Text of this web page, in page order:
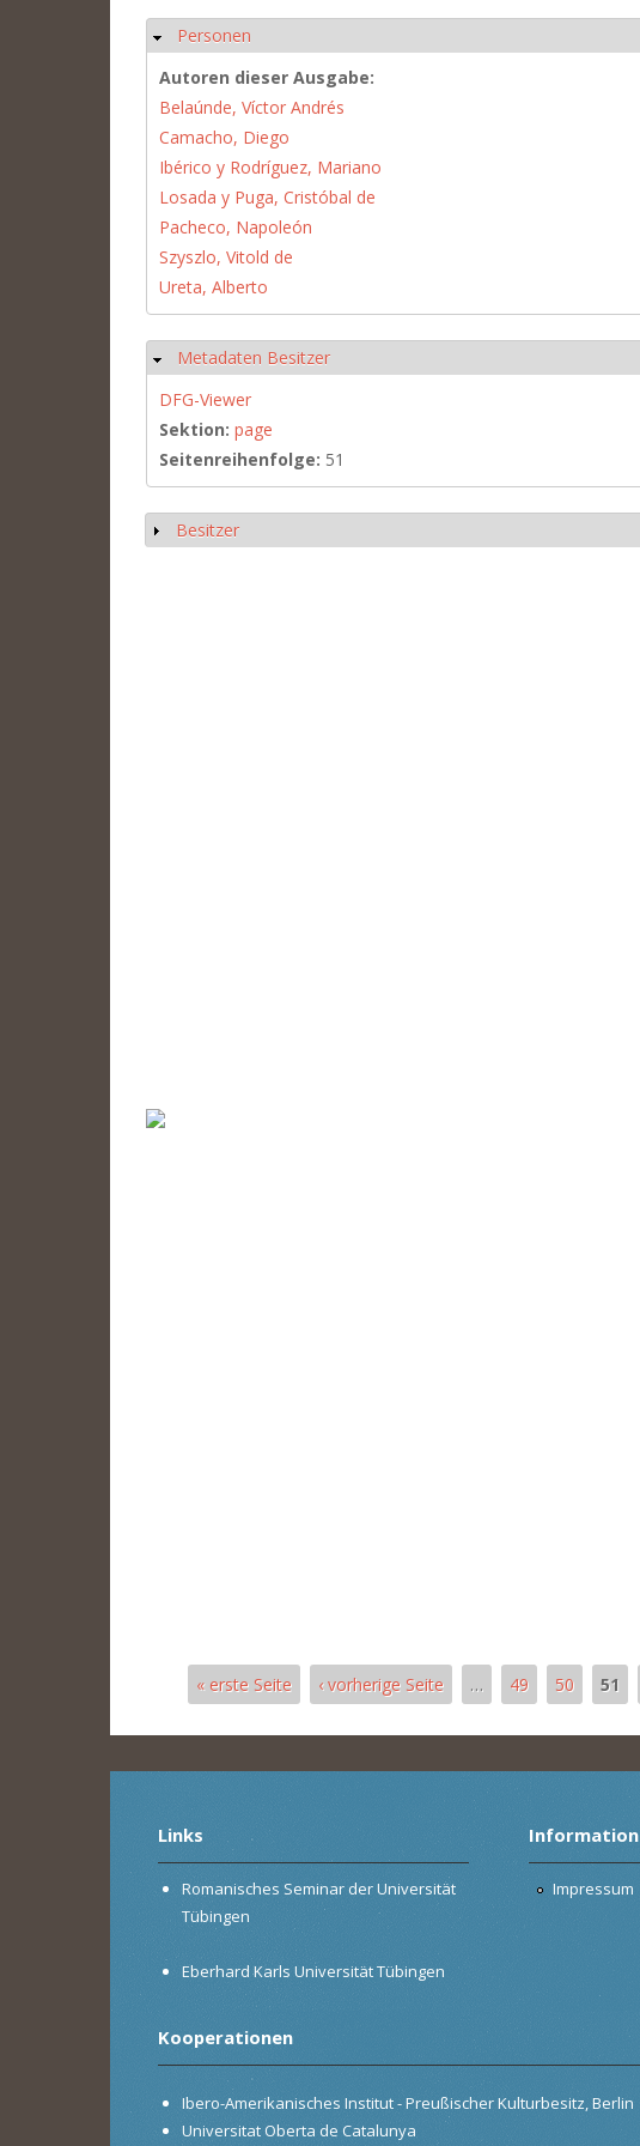
Ausblenden
Personen
Autoren dieser Ausgabe:
Belaúnde, Víctor Andrés
Camacho, Diego
Ibérico y Rodríguez, Mariano
Losada y Puga, Cristóbal de
Pacheco, Napoleón
Szyszlo, Vitold de
Ureta, Alberto
Ausblenden
Metadaten Besitzer
DFG-Viewer
Sektion: page
Seitenreihenfolge: 51
Anzeigen
Besitzer
« erste Seite ‹ vorherige Seite … 49 50 51
Links
Romanisches Seminar der Universität
Tübingen
Eberhard Karls Universität Tübingen
Information
Impressum
Kooperationen
Ibero-Amerikanisches Institut - Preußischer Kulturbesitz, Berlin
Universitat Oberta de Catalunya